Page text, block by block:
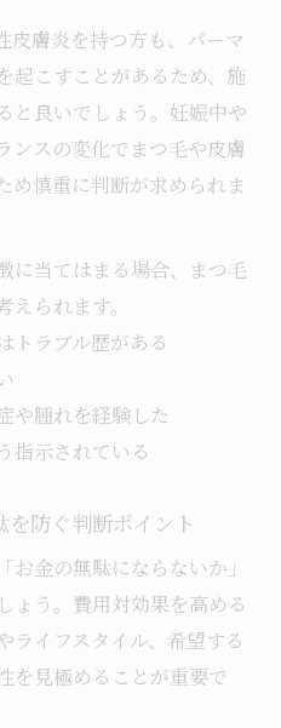
皮膚炎を持つ方も、パーマ
起こすことがあるため、施
と良いでしょう。妊娠中や
ンスの変化でまつ毛や皮膚
め慎重に判断が求められま
に当てはまる場合、まつ毛
られます。
トラブル歴がある
や腫れを経験した
指示されている
防ぐ判断ポイント
金の無駄にならないか」
ょう。費用対効果を高める
ライフスタイル、希望する
を見極めることが重要で